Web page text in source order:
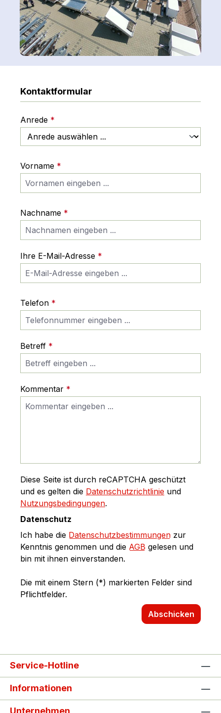
Kontaktformular
Anrede *
Vorname *
Nachname *
Ihre E-Mail-Adresse *
Telefon *
Betreff *
Kommentar *
Diese Seite ist durch reCAPTCHA geschützt
und es gelten die Datenschutzrichtlinie und
Nutzungsbedingungen.
Datenschutz
Ich habe die Datenschutzbestimmungen zur
Kenntnis genommen und die AGB gelesen und
bin mit ihnen einverstanden.
Die mit einem Stern (*) markierten Felder sind
Pflichtfelder.
Abschicken
Service-Hotline
Informationen
Unternehmen